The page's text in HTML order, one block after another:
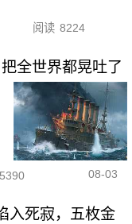
阅读 8224
全世界都晃吐了
08-03
入死寂，五枚金